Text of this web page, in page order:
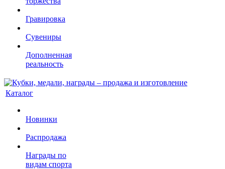
Гравировка
Сувениры
Дополненная
реальность
Каталог
Новинки
Распродажа
Награды по
видам спорта